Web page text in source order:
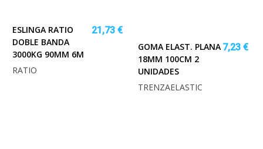
ESLINGA RATIO
DOBLE BANDA
3000KG 90MM 6M
21,73 €
RATIO
GOMA ELAST. PLANA
18MM 100CM 2
UNIDADES
7,23 €
TRENZAELASTIC